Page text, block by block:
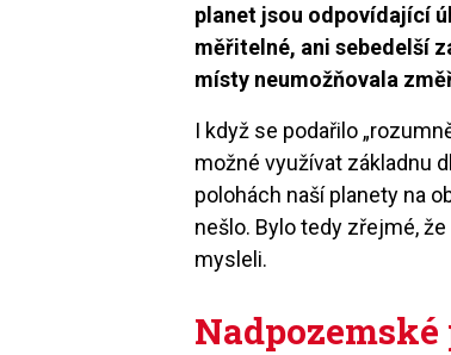
planet jsou odpovídající
měřitelné, ani sebedelší
místy neumožňovala
I když se podařilo
možné využívat základnu
polohách naší planety na
nešlo. Bylo tedy zřejmé,
mysleli.